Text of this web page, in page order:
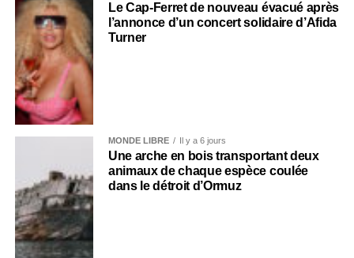
Le Cap-Ferret de nouveau évacué après
l’annonce d’un concert solidaire d’Afida
Turner
MONDE LIBRE Il y a 6 jours
Une arche en bois transportant deux
animaux de chaque espèce coulée
dans le détroit d’Ormuz